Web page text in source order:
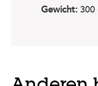
Gewicht: